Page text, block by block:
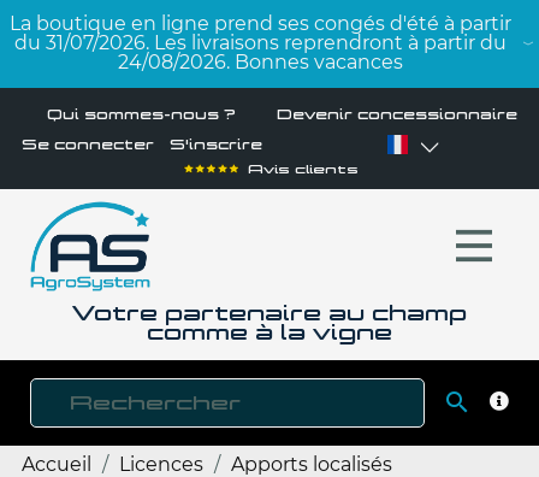
La boutique en ligne prend ses congés d'été à partir
du 31/07/2026. Les livraisons reprendront à partir du
24/08/2026. Bonnes vacances
Qui sommes-nous ? Devenir concessionnaire
Se connecter
S'inscrire
Avis clients
Votre partenaire au champ
comme à la vigne

Accueil Licences Apports localisés